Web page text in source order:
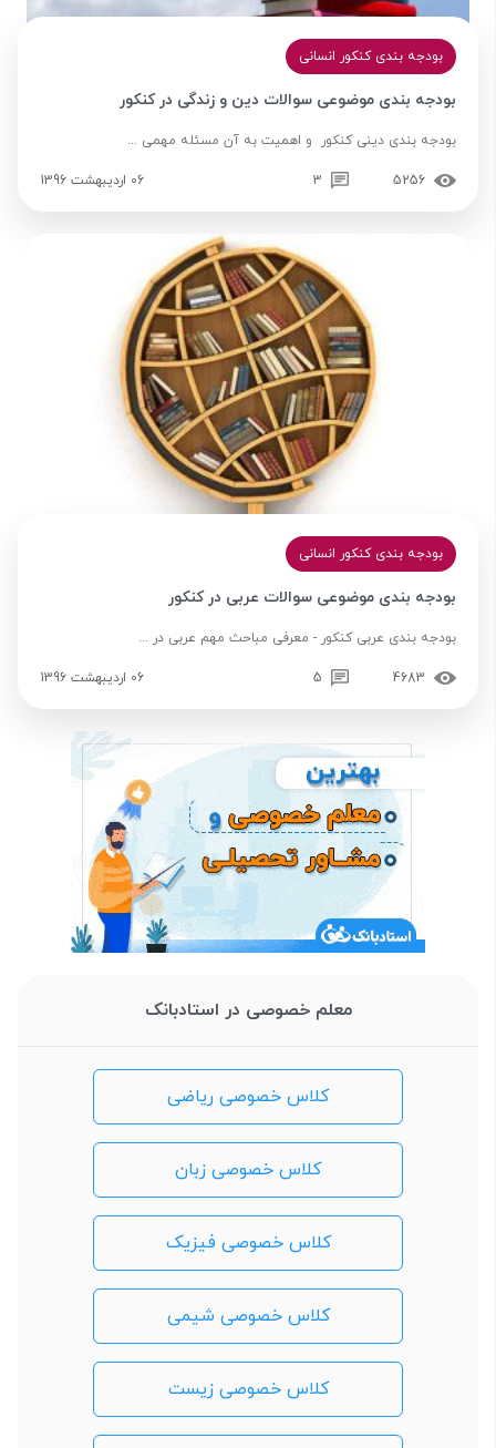
بودجه بندی کنکور انسانی
بودجه بندی موضوعی سوالات دین و زندگی در کنکور
بودجه بندی دینی کنکور و اهمیت به آن مسئله مهمی ...
5256
3 06 اردیبهشت 1396
بودجه بندی کنکور انسانی
بودجه بندی موضوعی سوالات عربی در کنکور
بودجه بندی عربی کنکور - معرفی مباحث مهم عربی در ...
4683
5 06 اردیبهشت 1396
معلم خصوصی در استادبانک
کلاس خصوصی ریاضی
کلاس خصوصی زبان
کلاس خصوصی فیزیک
کلاس خصوصی شیمی
کلاس خصوصی زیست